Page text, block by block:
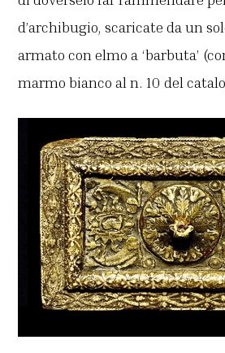
d’archibugio, scaricate da un
armato con elmo a ‘barbuta’
marmo bianco al n. 10 del